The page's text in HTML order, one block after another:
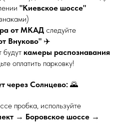
"Киевское шоссе"
от МКАД следуйте
Внуково" ✈️
будут камеры распознавания
оплатить парковку!
через Солнцево: 🌄
пробка, используйте
→ Боровское шоссе →